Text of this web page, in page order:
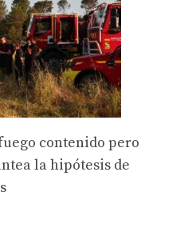
contenido pero
la hipótesis de